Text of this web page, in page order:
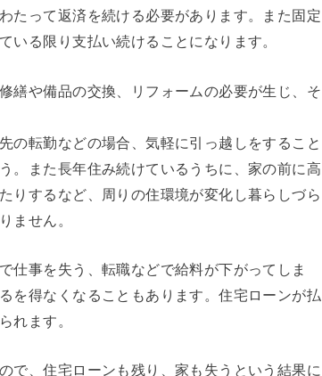
たって返済を続ける必要があります。また固定
いる限り支払い続けることになります。
繕や備品の交換、リフォームの必要が生じ、そ
の転勤などの場合、気軽に引っ越しをすること
。また長年住み続けているうちに、家の前に高
りするなど、周りの住環境が変化し暮らしづら
ません。
仕事を失う、転職などで給料が下がってしま
を得なくなることもあります。住宅ローンが払
れます。
で、住宅ローンも残り、家も失うという結果に